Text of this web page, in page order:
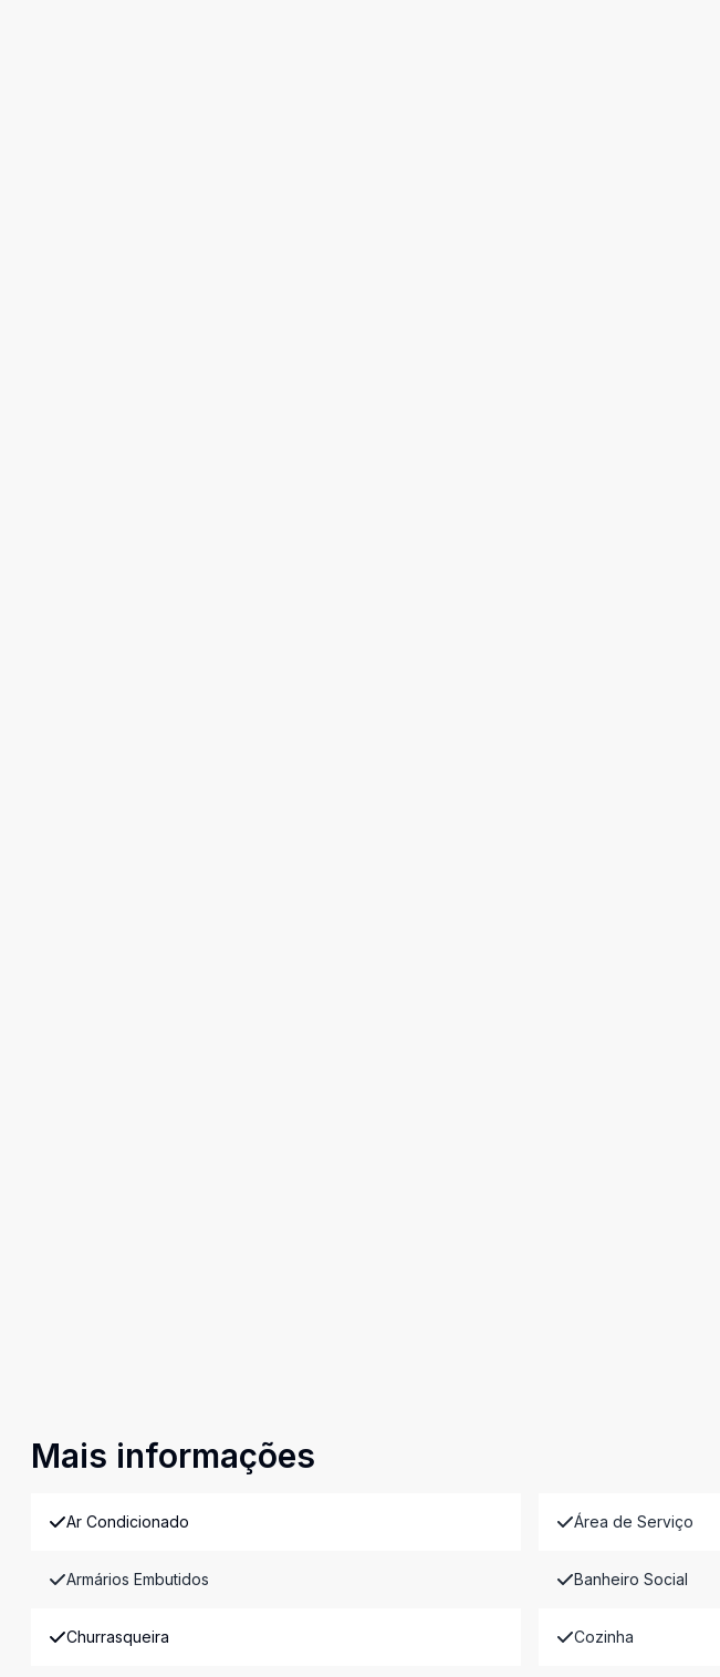
Mais informações
Ar Condicionado Área de Serviço
Armários Embutidos Banheiro Social
Churrasqueira Cozinha